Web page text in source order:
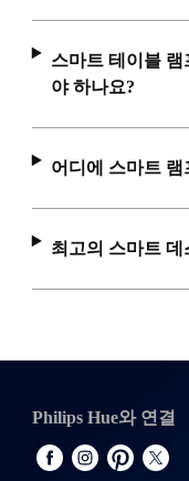
스마트 테이블 램
야 하나요?
어디에 스마트
최고의 스마트
Philips Hue와 연결